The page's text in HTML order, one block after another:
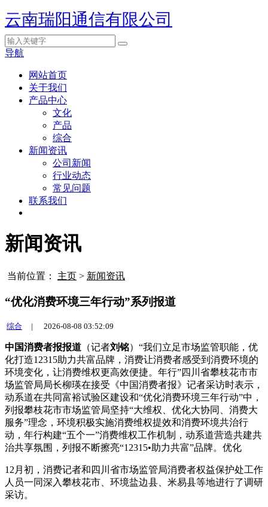
云南瑞阳通信有限公司
导航
网站首页
关于我们
产品中心
文化
产品
综合
新闻资讯
公司新闻
行业动态
常见问题
联系我们
新闻资讯
当前位置： 主页 > 新闻资讯
“优化消费环境三年行动”系列报道
综合 | 2026-08-08 03:52:09
中国消费者报报道 （记者刘铭）“我们立足市场监管职能，优
化打造12315助力共富品牌，消费让消费者感受到消费环境的
环境变化，让消费维权更高效便捷。年行”四川省攀枝花市市
场监管局局长柳瑛在接受《中国消费者报》记者采访时表示，
动系道在共同富裕试验区建设和“优化消费环境三年行动”中，
列报攀枝花市市场监管局坚持“大维权、优化大协同、消费大
服务”理念，环境积极实施消费维权提效和消费环境共治行
动，年行构建“五个一”消费维权工作机制，动系道营造共建共
治共享氛围，列报不断擦亮“12315•助力共富”品牌。优化
12月初，消费记者和四川省市场监管局消费者权益保护处工作
人员一同深入攀枝花市、环境盐边县、米易县等地进行了调研
采访。